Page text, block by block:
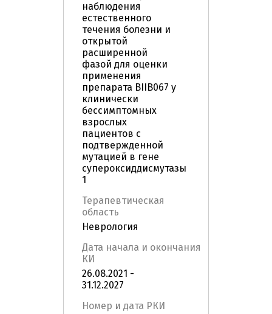
наблюдения
естественного
течения болезни и
открытой
расширенной
фазой для оценки
применения
препарата BIIB067 у
клинически
бессимптомных
взрослых
пациентов с
подтвержденной
мутацией в гене
супероксиддисмутазы
1
Терапевтическая
область
Неврология
Дата начала и окончания
КИ
26.08.2021 -
31.12.2027
Номер и дата РКИ